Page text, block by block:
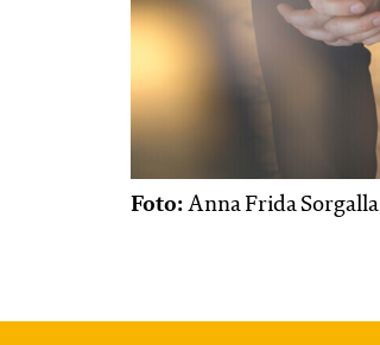
Foto: Anna Frida Sorgalla